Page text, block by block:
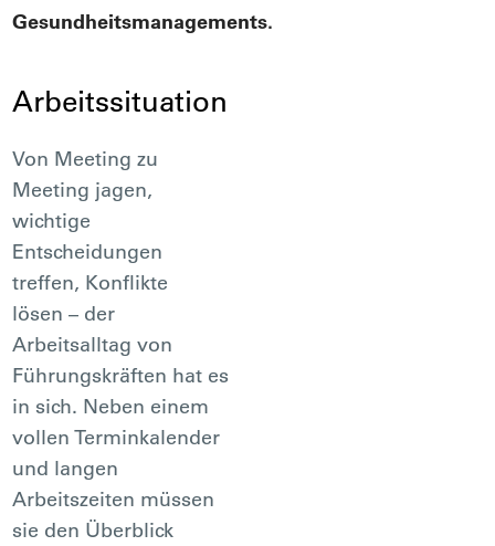
Gesundheitsmanagements.
Arbeitssituation
Von Meeting zu
Meeting jagen,
wichtige
Entscheidungen
treffen, Konflikte
lösen – der
Arbeitsalltag von
Führungskräften hat es
in sich. Neben einem
vollen Terminkalender
und langen
Arbeitszeiten müssen
sie den Überblick